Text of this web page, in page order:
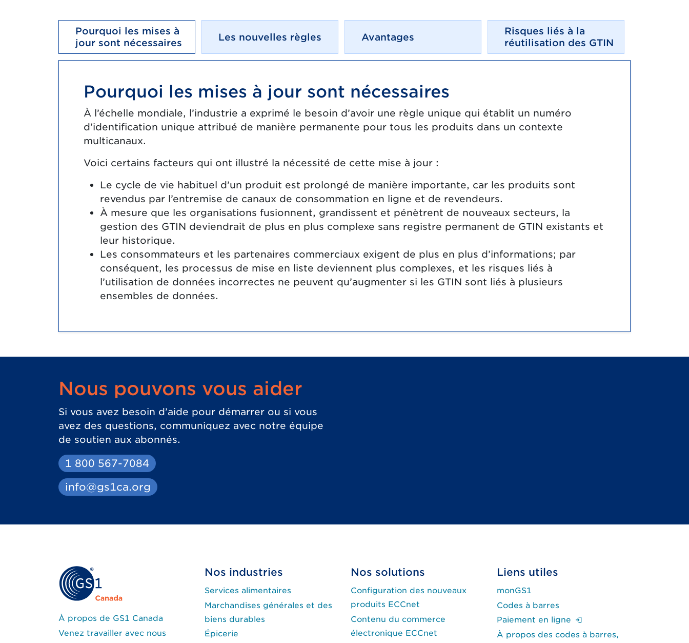
Pourquoi les mises à
jour sont nécessaires
Les nouvelles règles Avantages
Risques liés à la
réutilisation des GTIN
Pourquoi les mises à jour sont nécessaires
À l’échelle mondiale, l’industrie a exprimé le besoin d’avoir une règle unique qui établit un numéro
d’identification unique attribué de manière permanente pour tous les produits dans un contexte
multicanaux.
Voici certains facteurs qui ont illustré la nécessité de cette mise à jour :
Le cycle de vie habituel d’un produit est prolongé de manière importante, car les produits sont
revendus par l’entremise de canaux de consommation en ligne et de revendeurs.
À mesure que les organisations fusionnent, grandissent et pénètrent de nouveaux secteurs, la
gestion des GTIN deviendrait de plus en plus complexe sans registre permanent de GTIN existants et
leur historique.
Les consommateurs et les partenaires commerciaux exigent de plus en plus d’informations; par
conséquent, les processus de mise en liste deviennent plus complexes, et les risques liés à
l’utilisation de données incorrectes ne peuvent qu’augmenter si les GTIN sont liés à plusieurs
ensembles de données.
Nous pouvons vous aider
Si vous avez besoin d’aide pour démarrer ou si vous
avez des questions, communiquez avec notre équipe
de soutien aux abonnés.
1 800 567-7084
info@gs1ca.org
À propos de GS1 Canada
Venez travailler avec nous
Nos industries
Services alimentaires
Marchandises générales et des
biens durables
Épicerie
Nos solutions
Configuration des nouveaux
produits ECCnet
Contenu du commerce
électronique ECCnet
Liens utiles
monGS1
Codes à barres
Paiement en ligne
À propos des codes à barres,